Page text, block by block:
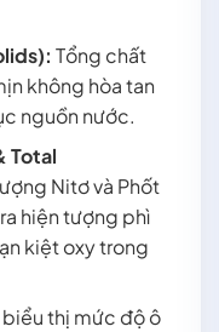
Tổng chất
không hòa tan
nguồn nước.
Total
Nitơ và Phốt
hiện tượng phì
kiệt oxy trong
biểu thị mức độ ô